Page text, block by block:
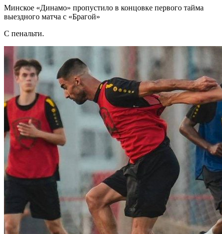
Минское «Динамо» пропустило в концовке первого тайма
выездного матча с «Брагой»
С пенальти.